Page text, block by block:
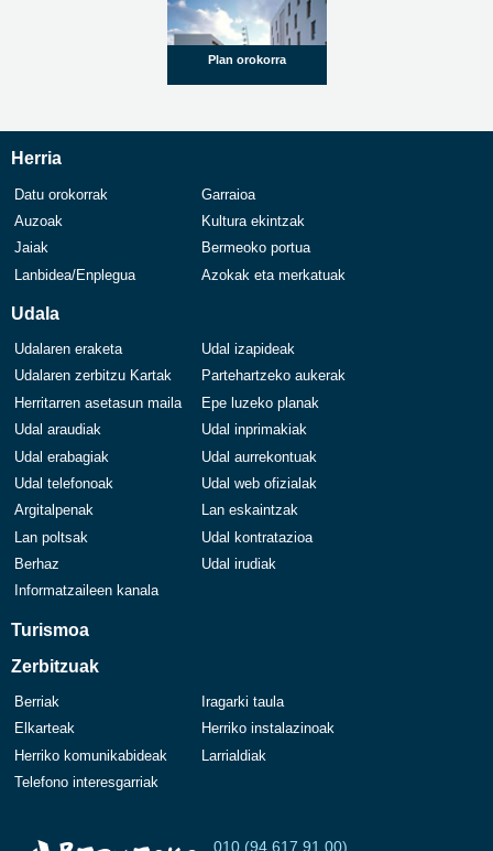
Plan orokorra
Herria
Datu orokorrak
Garraioa
Auzoak
Kultura ekintzak
Jaiak
Bermeoko portua
Lanbidea/Enplegua
Azokak eta merkatuak
Udala
Udalaren eraketa
Udal izapideak
Udalaren zerbitzu Kartak
Partehartzeko aukerak
Herritarren asetasun maila
Epe luzeko planak
Udal araudiak
Udal inprimakiak
Udal erabagiak
Udal aurrekontuak
Udal telefonoak
Udal web ofizialak
Argitalpenak
Lan eskaintzak
Lan poltsak
Udal kontratazioa
Berhaz
Udal irudiak
Informatzaileen kanala
Turismoa
Zerbitzuak
Berriak
Iragarki taula
Elkarteak
Herriko instalazinoak
Herriko komunikabideak
Larrialdiak
Telefono interesgarriak
010 (94 617 91 00)